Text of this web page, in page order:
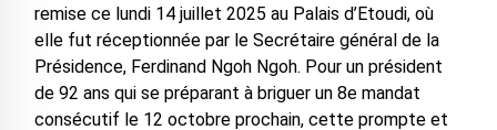
remise ce lundi 14 juillet 2025 au Palais d’Etoudi, où
elle fut réceptionnée par le Secrétaire général de la
Présidence, Ferdinand Ngoh Ngoh. Pour un président
de 92 ans qui se préparant à briguer un 8e mandat
consécutif le 12 octobre prochain, cette prompte et